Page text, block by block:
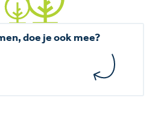
doe je ook mee?